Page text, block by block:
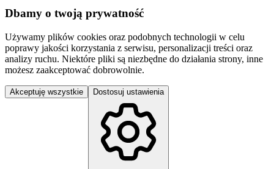
Dbamy o twoją prywatność
Używamy plików cookies oraz podobnych technologii w celu
poprawy jakości korzystania z serwisu, personalizacji treści oraz
analizy ruchu. Niektóre pliki są niezbędne do działania strony, inne
możesz zaakceptować dobrowolnie.
Akceptuję wszystkie Dostosuj ustawienia